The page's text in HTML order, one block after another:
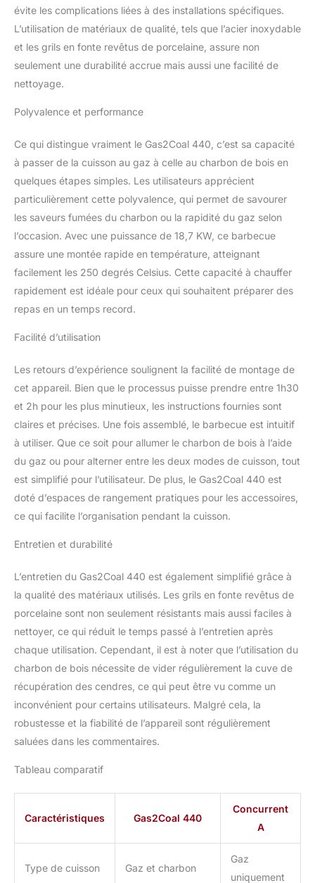
Indicateur de
température monté sur le
couvercle : vérifiez la
température interne du
gril
évite les complications liées à des installations spécifiques.
L’utilisation de matériaux de qualité, tels que l’acier inoxydable
et les grils en fonte revêtus de porcelaine, assure non
seulement une durabilité accrue mais aussi une facilité de
nettoyage.
Polyvalence et performance
Ce qui distingue vraiment le Gas2Coal 440, c’est sa capacité
à passer de la cuisson au gaz à celle au charbon de bois en
quelques étapes simples. Les utilisateurs apprécient
particulièrement cette polyvalence, qui permet de savourer
les saveurs fumées du charbon ou la rapidité du gaz selon
l’occasion. Avec une puissance de 18,7 KW, ce barbecue
assure une montée rapide en température, atteignant
facilement les 250 degrés Celsius. Cette capacité à chauffer
rapidement est idéale pour ceux qui souhaitent préparer des
repas en un temps record.
Facilité d’utilisation
Les retours d’expérience soulignent la facilité de montage de
cet appareil. Bien que le processus puisse prendre entre 1h30
et 2h pour les plus minutieux, les instructions fournies sont
claires et précises. Une fois assemblé, le barbecue est intuitif
à utiliser. Que ce soit pour allumer le charbon de bois à l’aide
du gaz ou pour alterner entre les deux modes de cuisson, tout
est simplifié pour l’utilisateur. De plus, le Gas2Coal 440 est
doté d’espaces de rangement pratiques pour les accessoires,
ce qui facilite l’organisation pendant la cuisson.
Entretien et durabilité
L’entretien du Gas2Coal 440 est également simplifié grâce à
la qualité des matériaux utilisés. Les grils en fonte revêtus de
porcelaine sont non seulement résistants mais aussi faciles à
nettoyer, ce qui réduit le temps passé à l’entretien après
chaque utilisation. Cependant, il est à noter que l’utilisation du
charbon de bois nécessite de vider régulièrement la cuve de
récupération des cendres, ce qui peut être vu comme un
inconvénient pour certains utilisateurs. Malgré cela, la
robustesse et la fiabilité de l’appareil sont régulièrement
saluées dans les commentaires.
Tableau comparatif
Caractéristiques Gas2Coal 440
Concurrent
A
Type de cuisson Gaz et charbon
Gaz
uniquement